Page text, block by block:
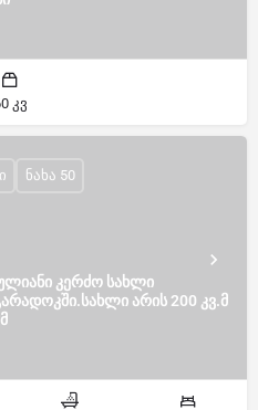
კვ
კერძო სახლი
არის 200 კვ.მ
ნახა 50